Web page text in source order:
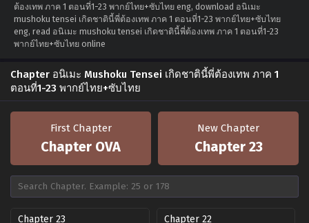
ต้องเทพ ภาค 1 ตอนที่1-23 พากย์ไทย+ซับไทย eng, download อนิเมะ
mushoku tensei เกิดชาตินี้พี่ต้องเทพ ภาค 1 ตอนที่1-23 พากย์ไทย+ซับไทย
eng, read อนิเมะ mushoku tensei เกิดชาตินี้พี่ต้องเทพ ภาค 1 ตอนที่1-23
พากย์ไทย+ซับไทย online
Chapter อนิเมะ Mushoku Tensei เกิดชาตินี้พี่ต้องเทพ ภาค 1
ตอนที่1-23 พากย์ไทย+ซับไทย
First Chapter
Chapter OVA
New Chapter
Chapter 23
Chapter 23 Chapter 22